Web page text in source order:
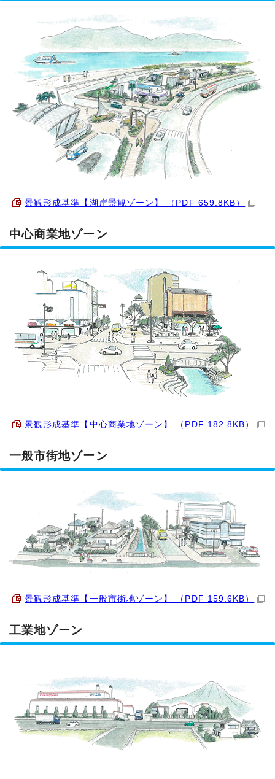
景観形成基準【湖岸景観ゾーン】 （PDF 659.8KB）
中心商業地ゾーン
景観形成基準【中心商業地ゾーン】 （PDF 182.8KB）
一般市街地ゾーン
景観形成基準【一般市街地ゾーン】 （PDF 159.6KB）
工業地ゾーン